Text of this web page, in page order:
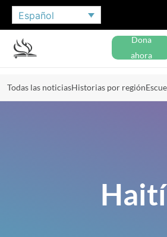
Español
Dona
ahora
Todas las noticiasHistorias por región
Haití